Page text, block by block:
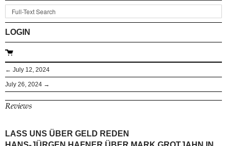
LOGIN
← July 12, 2024
July 26, 2024 →
Reviews
LASS UNS ÜBER GELD REDEN